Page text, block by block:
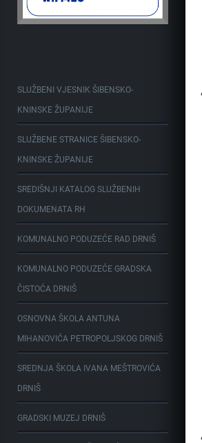
SLUŽBENI VJESNIK ŠIBENSKO-
KNINSKE ŽUPANIJE
SLUŽBENE STRANICE ŠIBENSKO-
KNINSKE ŽUPANIJE
SREDIŠNJI KATALOG SLUŽBENIH
DOKUMENATA RH
KOMUNALNO PODUZEĆE RAD DRNIŠ
KOMUNALNO PODUZEĆE GRADSKA
ČISTOĆA DRNIŠ
OSNOVNA ŠKOLA ANTUNA
MIHANOVIĆA PETROPOLJSKOG DRNIŠ
SREDNJA ŠKOLA IVANA MEŠTROVIĆA
DRNIŠ
GRADSKI MUZEJ DRNIŠ